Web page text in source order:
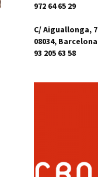
972 64 65 29
C/ Aiguallonga, 7
08034, Barcelona
93 205 63 58